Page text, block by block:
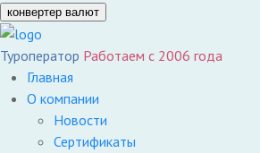
конвертер валют
Туроператор Работаем с 2006 года
Главная
О компании
Новости
Сертификаты